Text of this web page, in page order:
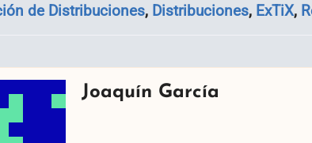
de Distribuciones, Distribuciones, ExTiX,
Joaquín García